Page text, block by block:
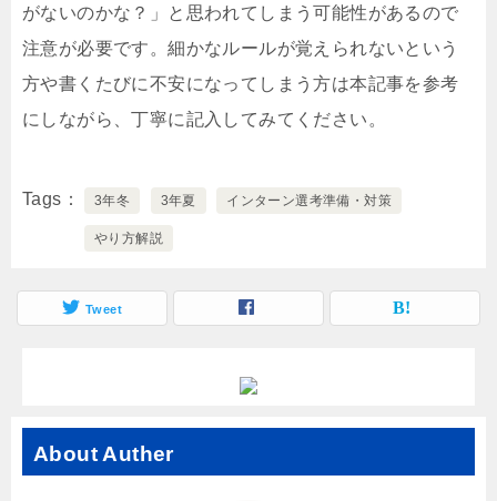
がないのかな？」と思われてしまう可能性があるので
注意が必要です。細かなルールが覚えられないという
方や書くたびに不安になってしまう方は本記事を参考
にしながら、丁寧に記入してみてください。
Tags 3年冬 3年夏 インターン選考準備・対策
やり方解説
Tweet
About Auther